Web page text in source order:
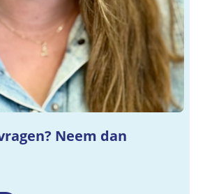
Neem dan